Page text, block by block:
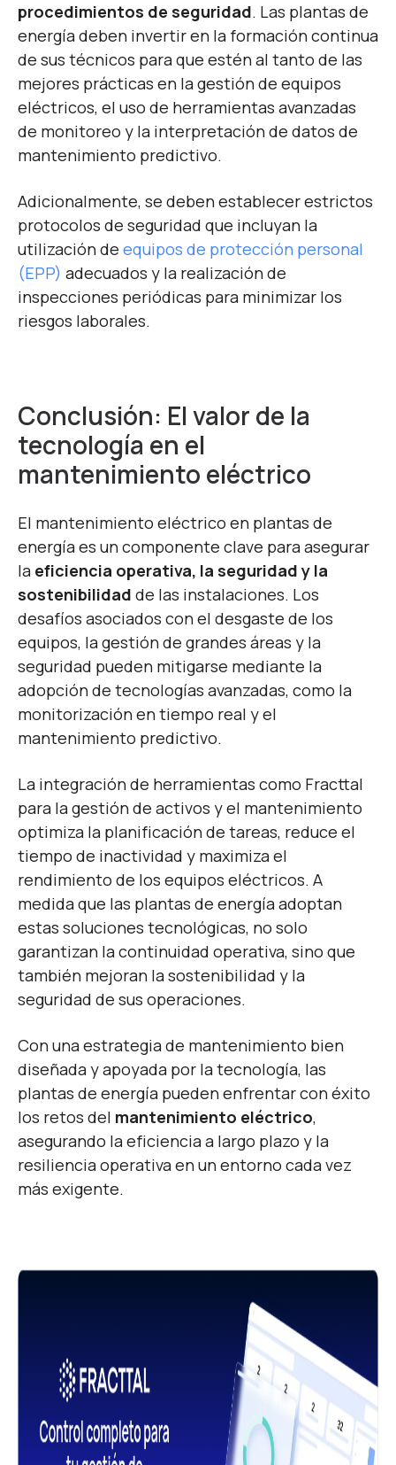
procedimientos de seguridad. Las plantas de
energía deben invertir en la formación continua
de sus técnicos para que estén al tanto de las
mejores prácticas en la gestión de equipos
eléctricos, el uso de herramientas avanzadas
de monitoreo y la interpretación de datos de
mantenimiento predictivo.
Adicionalmente, se deben establecer estrictos
protocolos de seguridad que incluyan la
utilización de equipos de protección personal
(EPP) adecuados y la realización de
inspecciones periódicas para minimizar los
riesgos laborales.
Conclusión: El valor de la
tecnología en el
mantenimiento eléctrico
El mantenimiento eléctrico en plantas de
energía es un componente clave para asegurar
la eficiencia operativa, la seguridad y la
sostenibilidad de las instalaciones. Los
desafíos asociados con el desgaste de los
equipos, la gestión de grandes áreas y la
seguridad pueden mitigarse mediante la
adopción de tecnologías avanzadas, como la
monitorización en tiempo real y el
mantenimiento predictivo.
La integración de herramientas como Fracttal
para la gestión de activos y el mantenimiento
optimiza la planificación de tareas, reduce el
tiempo de inactividad y maximiza el
rendimiento de los equipos eléctricos. A
medida que las plantas de energía adoptan
estas soluciones tecnológicas, no solo
garantizan la continuidad operativa, sino que
también mejoran la sostenibilidad y la
seguridad de sus operaciones.
Con una estrategia de mantenimiento bien
diseñada y apoyada por la tecnología, las
plantas de energía pueden enfrentar con éxito
los retos del mantenimiento eléctrico,
asegurando la eficiencia a largo plazo y la
resiliencia operativa en un entorno cada vez
más exigente.